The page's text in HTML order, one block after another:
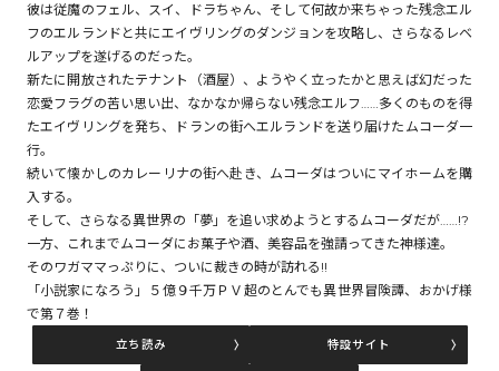
リキューレ
コミックパルフェ
コミックエッセイ
閉じる
彼は従魔のフェル、スイ、ドラちゃん、そして何故か来ちゃった残念エル
フのエルランドと共にエイヴリングのダンジョンを攻略し、さらなるレベ
ルアップを遂げるのだった。
新たに開放されたテナント（酒屋）、ようやく立ったかと思えば幻だった
恋愛フラグの苦い思い出、なかなか帰らない残念エルフ……多くのものを得
たエイヴリングを発ち、ドランの街へエルランドを送り届けたムコーダ一
行。
続いて懐かしのカレーリナの街へ赴き、ムコーダはついにマイホームを購
入する。
そして、さらなる異世界の「夢」を追い求めようとするムコーダだが……!?
一方、これまでムコーダにお菓子や酒、美容品を強請ってきた神様達。
そのワガママっぷりに、ついに裁きの時が訪れる!!
「小説家になろう」５億９千万ＰＶ超のとんでも異世界冒険譚、おかげ様
で第７巻！
立ち読み 特設サイト